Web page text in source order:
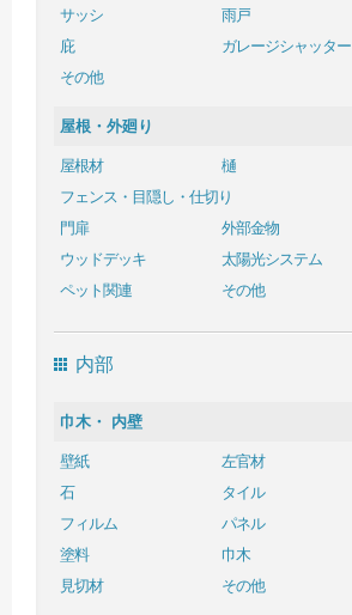
サッシ
雨戸
庇
ガレージシャッター
その他
屋根・外廻り
屋根材
樋
フェンス・目隠し・仕切り
門扉
外部金物
ウッドデッキ
太陽光システム
ペット関連
その他
内部
巾木・ 内壁
壁紙
左官材
石
タイル
フィルム
パネル
塗料
巾木
見切材
その他